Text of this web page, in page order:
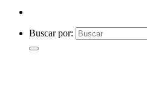
Buscar por: